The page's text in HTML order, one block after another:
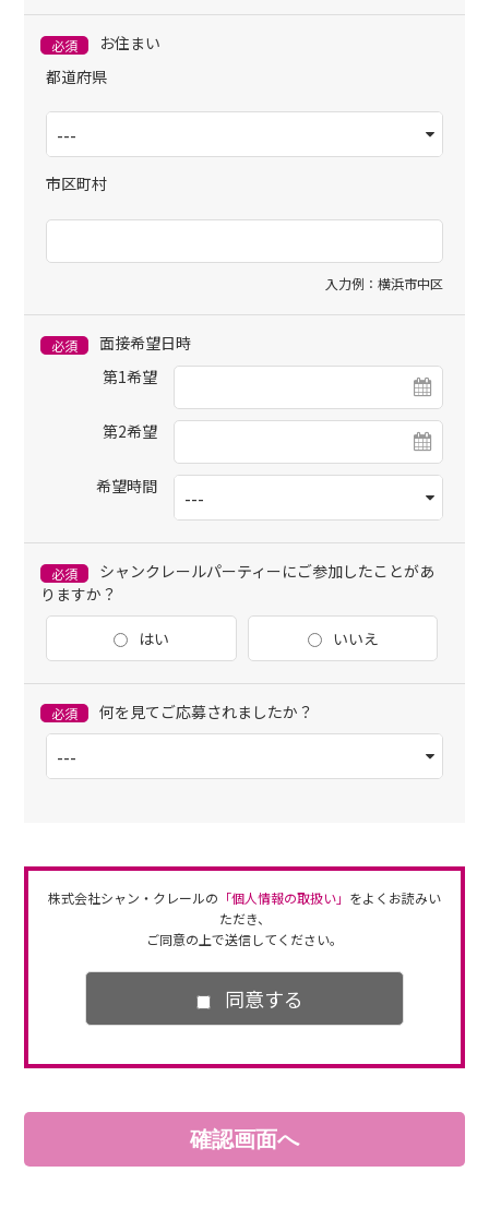
必須
お住まい
都道府県
市区町村
入力例：横浜市中区
必須
面接希望日時
第1希望
第2希望
希望時間
必須
シャンクレールパーティーにご参加したことがあ
りますか？
はい いいえ
必須 何を見てご応募されましたか？
株式会社シャン・クレールの 「個人情報の取扱い」 をよくお読みい
ただき、
ご同意の上で送信してください。
同意する